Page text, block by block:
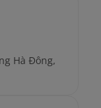
Hà Đông,